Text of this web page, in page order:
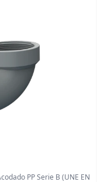
PP Serie B (UNE EN